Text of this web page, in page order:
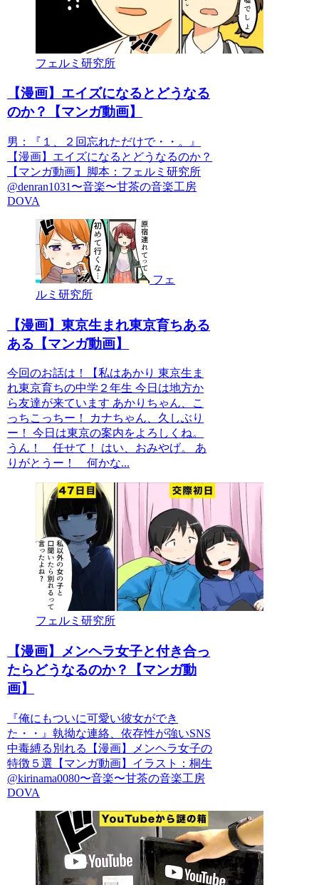
フェルミ研究所
【漫画】エイズになるとどうなる
のか？【マンガ動画】
男：『１、２回忘れただけで・・。』
【漫画】エイズになるとどうなるのか？
【マンガ動画】脚本：フェルミ研究所
@denran1031〜音楽〜甘茶の音楽工房
DOVA
フェ
ルミ研究所
【漫画】東京生まれ東京育ちある
ある【マンガ動画】
今回のお話は！【私はあかり 東京生ま
れ東京育ちの中学２年生 今日は地方か
ら友達が来ています あかりちゃん、こ
っちこっちー！ カナちゃん、久しぶり
ー！ 今日は東京の案内をよろしくね。
うん！ 任せて！ はい、おみやげ。 あ
りがとうー！ 何かな...
フェルミ研究所
【漫画】メンヘラ女子と付き合っ
たらどうなるのか？【マンガ動
画】
『俺にもついに可愛い彼女ができ
た・・』執拗な連絡、依存性が強いSNS
中毒縛る別れる【漫画】メンヘラ女子の
特徴５選【マンガ動画】イラスト：桐生
@kirinama0080〜音楽〜甘茶の音楽工房
DOVA